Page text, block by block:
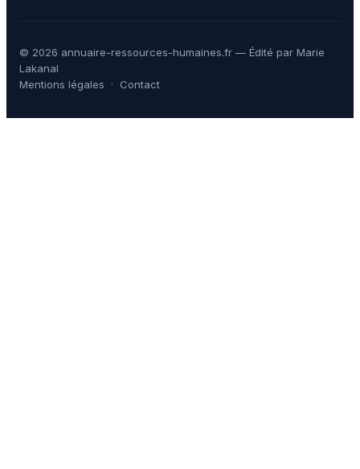
© 2026 annuaire-ressources-humaines.fr — Édité par Marie
Lakanal
Mentions légales · Contact